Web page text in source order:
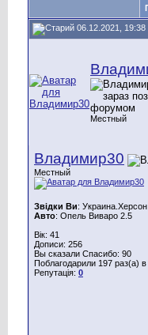
06.12.2021, 19:38
Местный
Владимир30
Местный
Звідки Ви: Украина.Херсон
Авто: Опель Виваро 2.5
Вік: 41
Дописи: 256
Вы сказали Спасибо: 90
Поблагодарили 197 раз(а)
Репутація: 0